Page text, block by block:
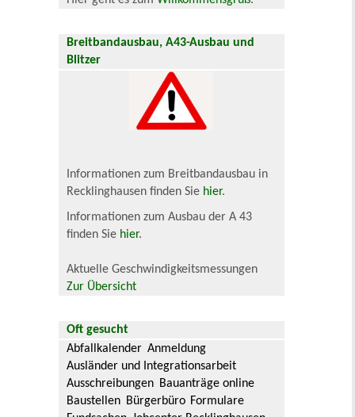
Breitbandausbau, A43-Ausbau und
Blitzer
Informationen zum Breitbandausbau in
Recklinghausen finden Sie hier.
Informationen zum Ausbau der A 43
finden Sie hier.
Aktuelle Geschwindigkeitsmessungen
Zur Übersicht
Oft gesucht
Abfallkalender Anmeldung
Ausländer und Integrationsarbeit
Ausschreibungen Bauanträge online
Baustellen Bürgerbüro Formulare